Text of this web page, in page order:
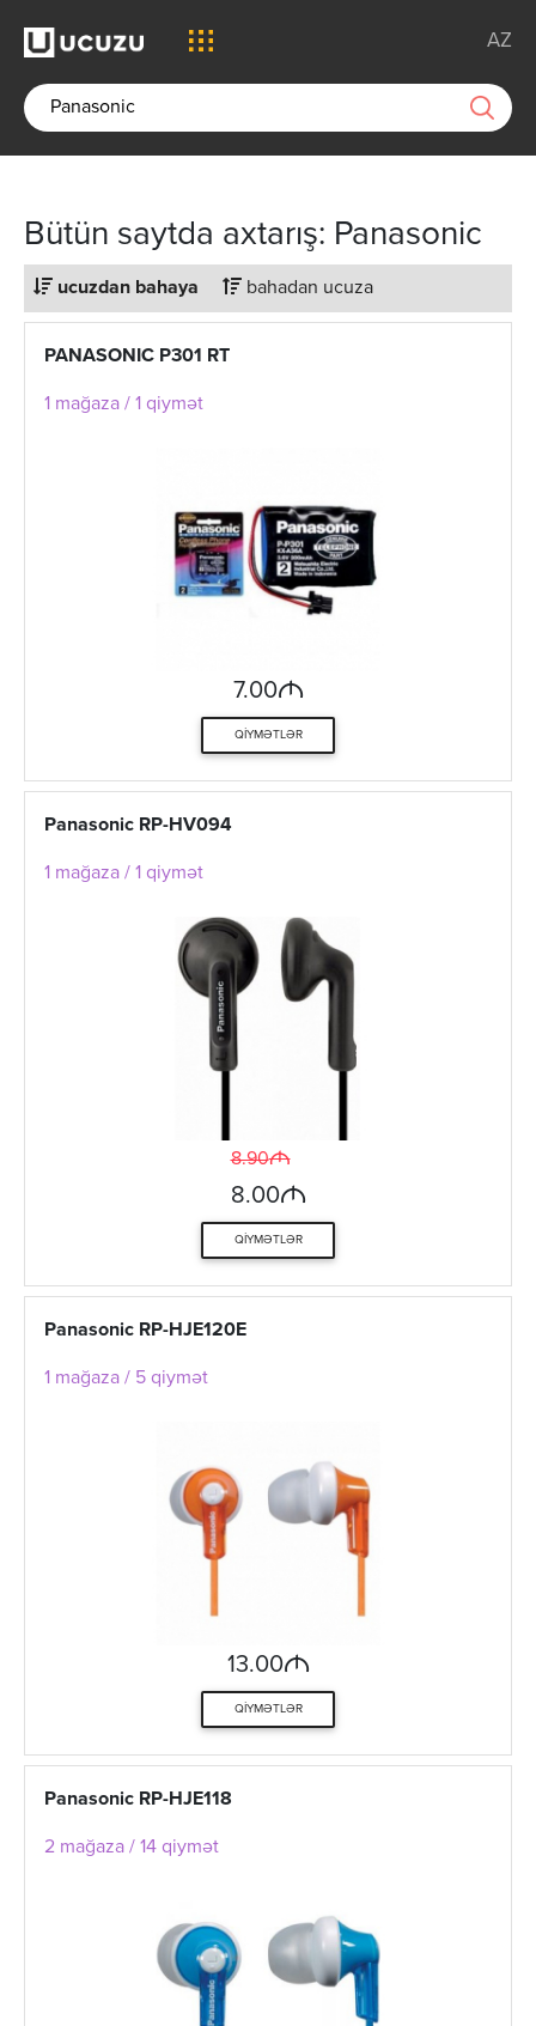
AZ
Bütün saytda axtarış: Panasonic
ucuzdan bahaya bahadan ucuza
PANASONIC P301 RT
1 mağaza / 1 qiymət
7.00M
QIYMƏTLƏR
Panasonic RP-HV094
1 mağaza / 1 qiymət
8.90M
8.00M
QIYMƏTLƏR
Panasonic RP-HJE120E
1 mağaza / 5 qiymət
13.00M
QIYMƏTLƏR
Panasonic RP-HJE118
2 mağaza / 14 qiymət